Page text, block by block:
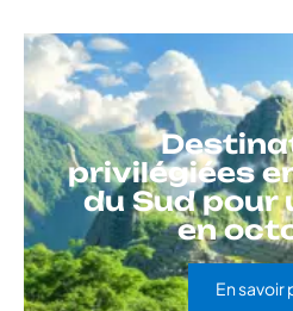
privilégiées
du Sud pour
en
En savoir